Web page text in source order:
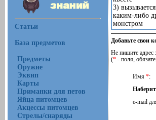
Статьи
База предметов
Предметы
Оружие
Эквип
Карты
Приманки для петов
Яйца питомцев
Акцессы питомцев
Стрелы/снаряды
3) вызывается
каким-либо
монстром
Добавьте свои
Не пишите адрес
(* - поля,
Имя*:
e-mail